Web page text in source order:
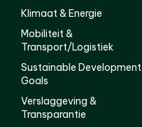
Klimaat & Energie
Mobiliteit &
Transport/Logistiek
Sustainable Development
Goals
Verslaggeving &
Transparantie